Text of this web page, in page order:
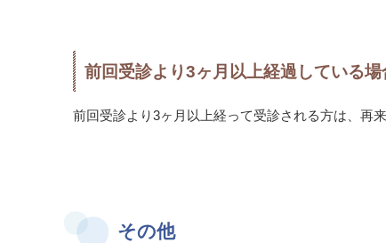
前回受診より3ヶ月以上経過している場
前回受診より3ヶ月以上経って受診される方は、再
その他